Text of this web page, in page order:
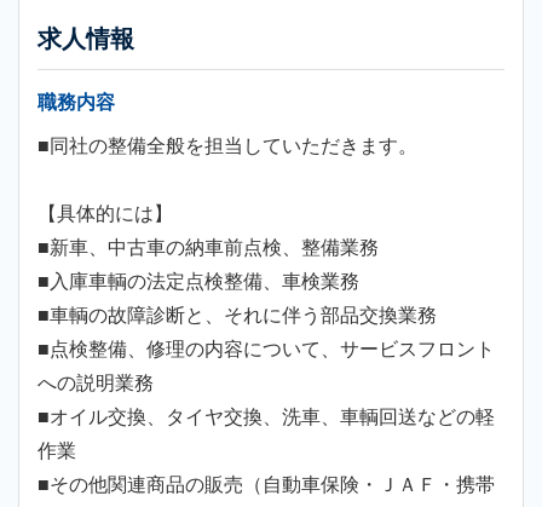
求人情報
職務内容
■同社の整備全般を担当していただきます。
【具体的には】
■新車、中古車の納車前点検、整備業務
■入庫車輌の法定点検整備、車検業務
■車輌の故障診断と、それに伴う部品交換業務
■点検整備、修理の内容について、サービスフロント
への説明業務
■オイル交換、タイヤ交換、洗車、車輌回送などの軽
作業
■その他関連商品の販売（自動車保険・ＪＡＦ・携帯